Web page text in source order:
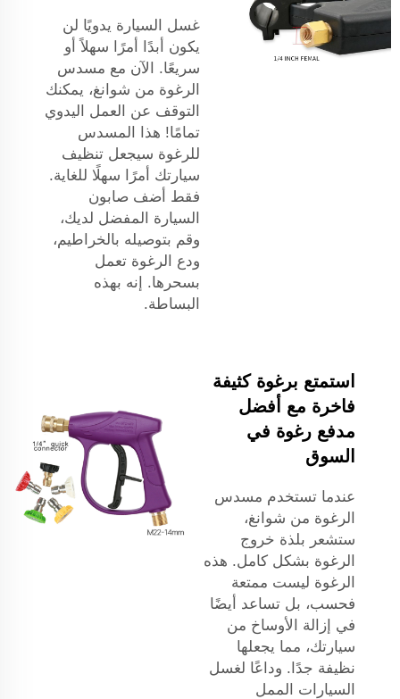
غسل السيارة يدويًا لن
يكون أبدًا أمرًا سهلاً أو
سريعًا. الآن مع مسدس
الرغوة من شوانغ، يمكنك
التوقف عن العمل اليدوي
تمامًا! هذا المسدس
للرغوة سيجعل تنظيف
سيارتك أمرًا سهلًا للغاية.
فقط أضف صابون
السيارة المفضل لديك،
وقم بتوصيله بالخراطيم،
ودع الرغوة تعمل
بسحرها. إنه بهذه
البساطة.
استمتع برغوة كثيفة
فاخرة مع أفضل
مدفع رغوة في
السوق
عندما تستخدم مسدس
الرغوة من شوانغ،
ستشعر بلذة خروج
الرغوة بشكل كامل. هذه
الرغوة ليست ممتعة
فحسب، بل تساعد أيضًا
في إزالة الأوساخ من
سيارتك، مما يجعلها
نظيفة جدًا. وداعًا لغسل
السيارات الممل